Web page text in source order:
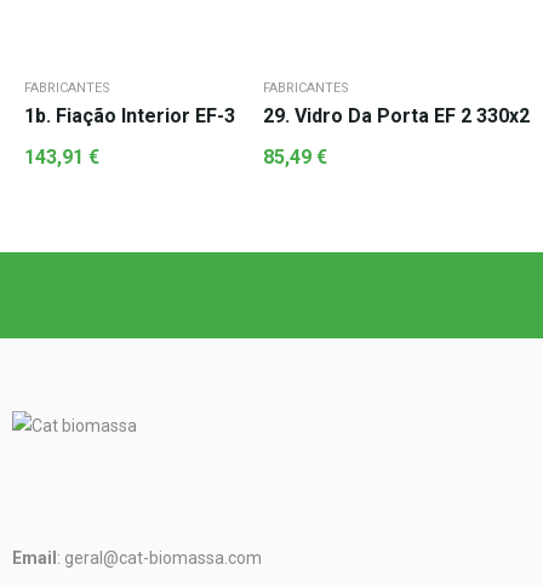
FABRICANTES
1b. Fiação Interior EF-3
143,91 €
FABRICANTES
29. Vidro Da Porta EF 2
85,49 €
Email : geral@cat-biomassa.com